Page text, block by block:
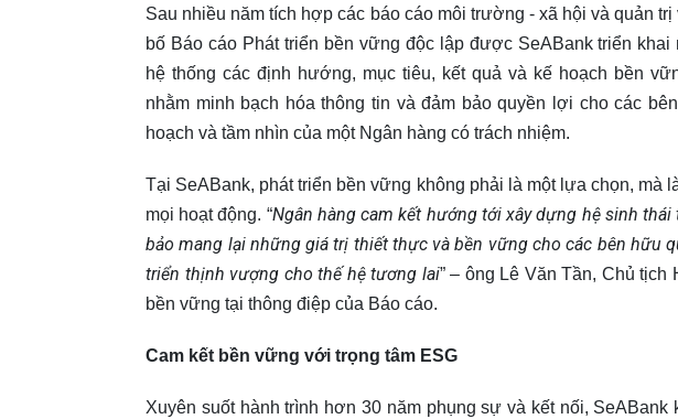
Sau nhiều năm tích hợp các báo cáo môi trường - xã hội và quản
bố Báo cáo Phát triển bền vững độc lập được SeABank triển khai
hệ thống các định hướng, mục tiêu, kết quả và kế hoạch bền
nhằm minh bạch hóa thông tin và đảm bảo quyền lợi cho các
hoạch và tầm nhìn của một Ngân hàng có trách nhiệm.
Tại SeABank, phát triển bền vững không phải là một lựa chọn, mà
mọi hoạt động. “Ngân hàng cam kết hướng tới xây dựng hệ sinh
bảo mang lại những giá trị thiết thực và bền vững cho các bên hữu
triển thịnh vượng cho thế hệ tương lai” – ông Lê Văn Tần, Chủ
bền vững tại thông điệp của Báo cáo.
Cam kết bền vững với trọng tâm ESG
Xuyên suốt hành trình hơn 30 năm phụng sự và kết nối,